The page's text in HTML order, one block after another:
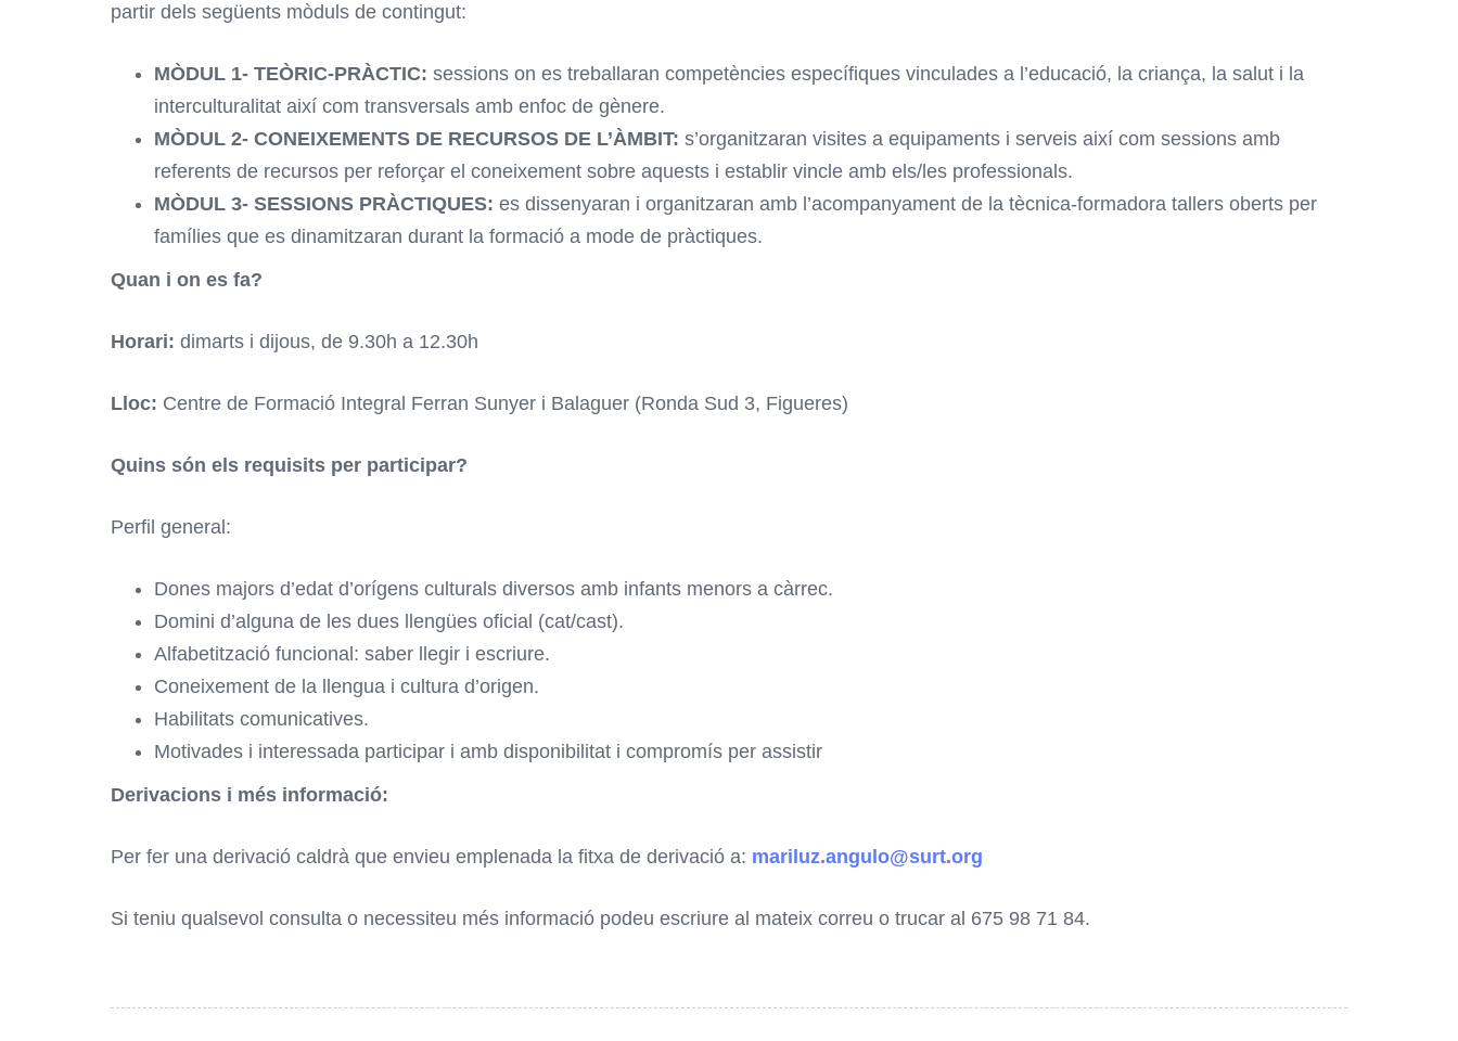
partir dels següents mòduls de contingut:
MÒDUL 1- TEÒRIC-PRÀCTIC: sessions on es treballaran competències específiques vinculades a l’educació, la criança, la salut i la
interculturalitat així com transversals amb enfoc de gènere.
MÒDUL 2- CONEIXEMENTS DE RECURSOS DE L’ÀMBIT: s’organitzaran visites a equipaments i serveis així com sessions amb
referents de recursos per reforçar el coneixement sobre aquests i establir vincle amb els/les professionals.
MÒDUL 3- SESSIONS PRÀCTIQUES: es dissenyaran i organitzaran amb l’acompanyament de la tècnica-formadora tallers oberts per
famílies que es dinamitzaran durant la formació a mode de pràctiques.
Quan i on es fa?
Horari: dimarts i dijous, de 9.30h a 12.30h
Lloc: Centre de Formació Integral Ferran Sunyer i Balaguer (Ronda Sud 3, Figueres)
Quins són els requisits per participar?
Perfil general:
Dones majors d’edat d’orígens culturals diversos amb infants menors a càrrec.
Domini d’alguna de les dues llengües oficial (cat/cast).
Alfabetització funcional: saber llegir i escriure.
Coneixement de la llengua i cultura d’origen.
Habilitats comunicatives.
Motivades i interessada participar i amb disponibilitat i compromís per assistir
Derivacions i més informació:
Per fer una derivació caldrà que envieu emplenada la fitxa de derivació a: mariluz.angulo@surt.org
Si teniu qualsevol consulta o necessiteu més informació podeu escriure al mateix correu o trucar al 675 98 71 84.